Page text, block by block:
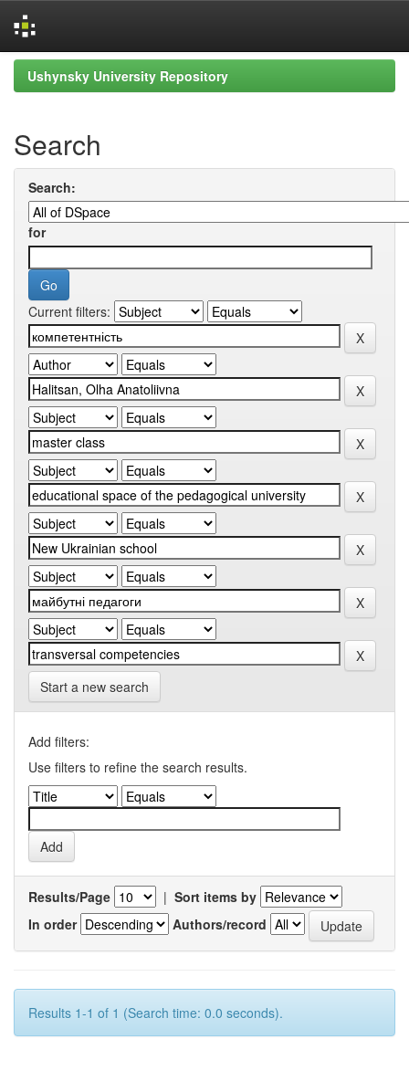
Skip
navigation
Ushynsky University Repository
Search
Search:
for
Current filters:
Start a new search
Add filters:
Use filters to refine the search results.
Results/Page | Sort items by
In order
Authors/record
Results 1-1 of 1 (Search time: 0.0 seconds).